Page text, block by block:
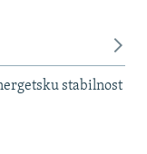
stabilnost